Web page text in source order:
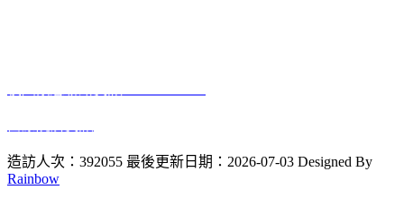
造訪人次：392055 最後更新日期：2026-07-03 Designed By
Rainbow